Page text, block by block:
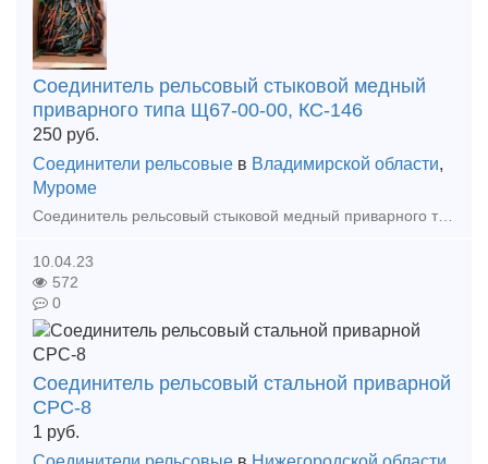
Соединитель рельсовый стыковой медный
приварного типа Щ67-00-00, КС-146
250 руб.
Соединители рельсовые в Владимирской области,
Муроме
10.04.23
572
0
Соединитель рельсовый стальной приварной
СРС-8
1 руб.